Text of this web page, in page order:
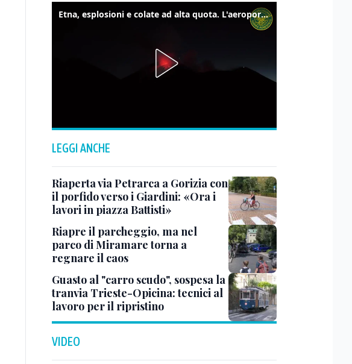
Etna, esplosioni e colate ad alta quota. L'aeroporto di Catania verso la normalità
LEGGI ANCHE
Riaperta via Petrarca a Gorizia con
il porfido verso i Giardini: «Ora i
lavori in piazza Battisti»
Riapre il parcheggio, ma nel
parco di Miramare torna a
regnare il caos
Guasto al "carro scudo", sospesa la
tranvia Trieste-Opicina: tecnici al
lavoro per il ripristino
VIDEO